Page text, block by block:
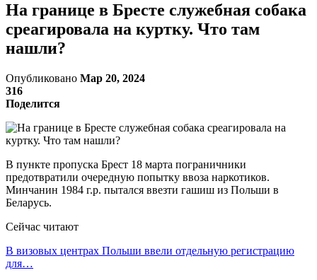
На границе в Бресте служебная собака
среагировала на куртку. Что там
нашли?
Опубликовано Мар 20, 2024
316
Поделится
В пункте пропуска Брест 18 марта пограничники
предотвратили очередную попытку ввоза наркотиков.
Минчанин 1984 г.р. пытался ввезти гашиш из Польши в
Беларусь.
Сейчас читают
В визовых центрах Польши ввели отдельную регистрацию
для…